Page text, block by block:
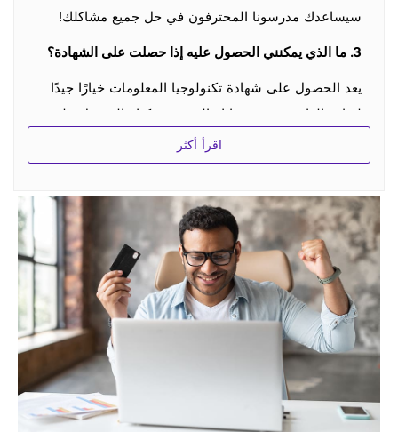
سيساعدك مدرسونا المحترفون في حل جميع مشاكلك!
3. ما الذي يمكنني الحصول عليه إذا حصلت على الشهادة؟
يعد الحصول على شهادة تكنولوجيا المعلومات خيارًا جيدًا
لزيادة الراتب وتعزيز حياتك المهنية. يمكنك الحصول على
شهادة تكنولوجيا المعلومات التي يمكنها التحقق من قدرتك
في الصناعة.
4. كيف يمكنني الحصول على خصم؟
هناك دائمًا بعض الخصومات الخاصة في بعض الأيام
الخاصة. إذا كنت مهتمًا وترغب في شراء ثلاثة منتجات أو
أكثر ، فيرجى الاتصال بـsupport@spoto.net للحصول
على خصم وتحقق بانتظام على موقعنا.
5. هل يمكن لطرف ثالث رؤية معلومات عملائك من موقع
الويب الخاص بك؟
لا لا يستطيعون. تحترم SPOTO حق كل عميل في
اقرأ أكثر